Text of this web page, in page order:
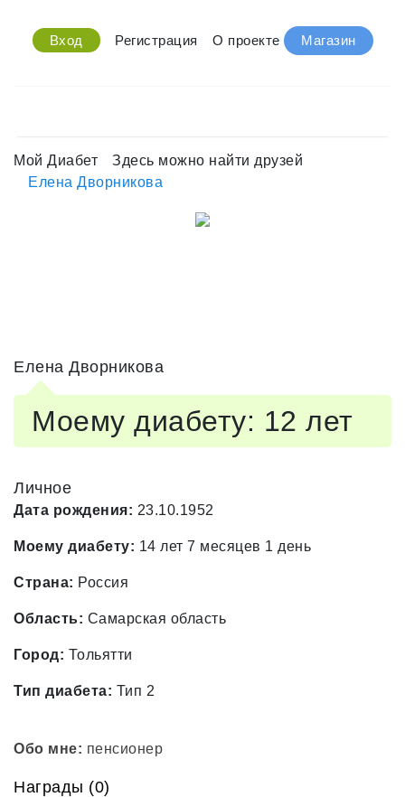
Вход Регистрация О проекте Магазин
Мой Диабет
Здесь можно найти друзей
Елена Дворникова
Елена Дворникова
Моему диабету: 12 лет
Личное
Дата рождения: 23.10.1952
Моему диабету: 14 лет 7 месяцев 1 день
Страна: Россия
Область: Самарская область
Город: Тольятти
Тип диабета: Тип 2
Обо мне: пенсионер
Награды (0)